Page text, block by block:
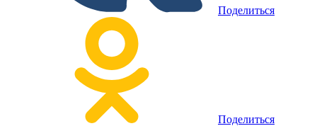
Поделиться
Поделиться